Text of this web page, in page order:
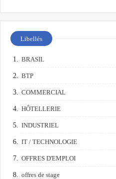
Libellés
BRASIL
BTP
COMMERCIAL
HÔTELLERIE
INDUSTRIEL
IT / TECHNOLOGIE
OFFRES D'EMPLOI
offres de stage